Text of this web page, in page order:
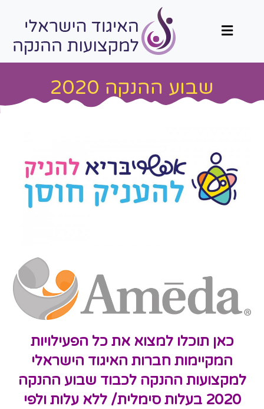
תפריט
שבוע ההנקה 2020
כאן תוכלו למצוא את כל הפעילויות
המקיימות חברות האיגוד הישראלי
למקצועות ההנקה לכבוד שבוע ההנקה
2020 בעלות סימלית/ ללא עלות ולפי